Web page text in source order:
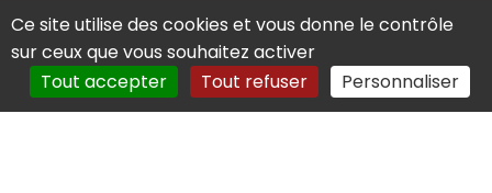
S’INSCRIRE
À LA NEWSLETTER
Je m'abonne
Ce site utilise des cookies et vous donne le contrôle
sur ceux que vous souhaitez activer
Tout accepter
Tout refuser Personnaliser